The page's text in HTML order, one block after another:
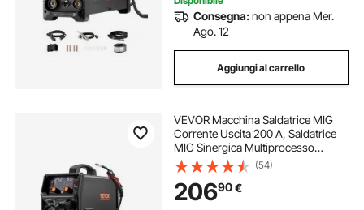
Consegna:non appena Mer.
Ago. 12
Aggiungi al carrello
VEVOR Macchina Saldatrice MIG
Corrente Uscita 200 A, Saldatrice
MIG Sinergica Multiprocesso
Portatile Saldatrice MIG Senza Gas
Gas MMA Lift TIG 4 in 1 con
Tecnologia Inverter IGBT, Schermo
LCD
(54)
20690€